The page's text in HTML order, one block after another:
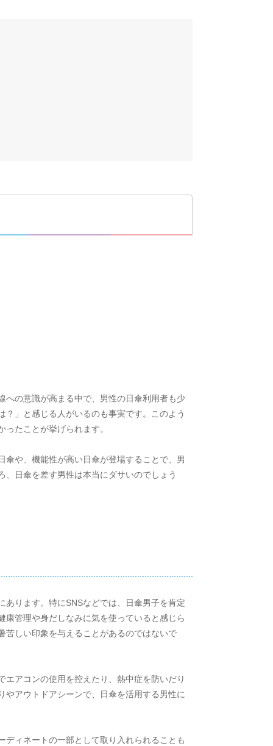
への意識が高まる中で、男性の日傘利用者も少
」と感じる人がいるのも事実です。このよう
たことが挙げられます。
や、機能性が高い日傘が登場することで、男
日傘を差す男性は本当にダサいのでしょう
ります。特にSNSなどでは、日傘男子を肯定
管理や身だしなみに気を使っていると感じら
苦しい印象を与えることがあるのではないで
アコンの使用を控えたり、熱中症を防いだり
アウトドアシーンで、日傘を活用する男性に
ィネートの一部として取り入れられることも